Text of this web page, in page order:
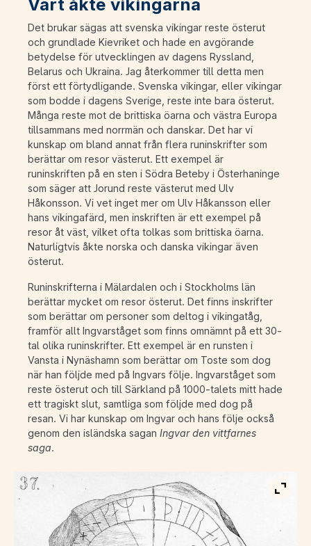
Vart åkte vikingarna
Det brukar sägas att svenska vikingar reste österut
och grundlade Kievriket och hade en avgörande
betydelse för utvecklingen av dagens Ryssland,
Belarus och Ukraina. Jag återkommer till detta men
först ett förtydligande. Svenska vikingar, eller vikingar
som bodde i dagens Sverige, reste inte bara österut.
Många reste mot de brittiska öarna och västra Europa
tillsammans med norrmän och danskar. Det har vi
kunskap om bland annat från flera runinskrifter som
berättar om resor västerut. Ett exempel är
runinskriften på en sten i Södra Beteby i Österhaninge
som säger att Jorund reste västerut med Ulv
Håkonsson. Vi vet inget mer om Ulv Håkansson eller
hans vikingafärd, men inskriften är ett exempel på
resor åt väst, vilket ofta tolkas som brittiska öarna.
Naturligtvis åkte norska och danska vikingar även
österut.
Runinskrifterna i Mälardalen och i Stockholms län
berättar mycket om resor österut. Det finns inskrifter
som berättar om personer som deltog i vikingatåg,
framför allt Ingvarståget som finns omnämnt på ett 30-
tal olika runinskrifter. Ett exempel är en runsten i
Vansta i Nynäshamn som berättar om Toste som dog
när han följde med på Ingvars följe. Ingvarståget som
reste österut och till Särkland på 1000-talets mitt hade
ett tragiskt slut, samtliga som följde med dog på
resan. Vi har kunskap om Ingvar och hans följe också
genom den isländska sagan Ingvar den vittfarnes
saga.
Visa